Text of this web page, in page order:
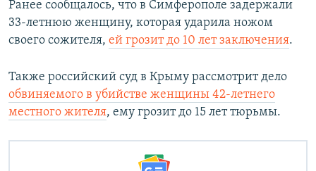
Ранее сообщалось, что в Симферополе задержали
33-летнюю женщину, которая ударила ножом
своего сожителя, ей грозит до 10 лет заключения.
Также российский суд в Крыму рассмотрит дело
обвиняемого в убийстве женщины 42-летнего
местного жителя, ему грозит до 15 лет тюрьмы.